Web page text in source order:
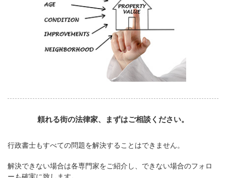
頼れる街の法律家、まずはご相談ください。
行政書士もすべての問題を解決することはできません。
解決できない場合は各専門家をご紹介し、できない場合のフォロ